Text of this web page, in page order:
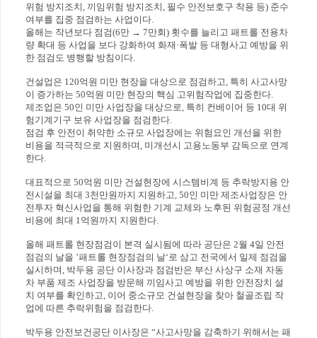
위험 방지조치, 끼임위험 방지조치, 필수 안전보호구 착용 등) 준수
여부를 집중 점검하는 사업이다.
올해는 작년보다 점검(6만 → 7만회) 횟수를 늘리고 패트롤 전용차
량 확대 등 사업을 보다 강화하여 화재·폭발 등 대형사고 예방을 위
한 점검도 병행할 방침이다.
건설업은 120억원 미만 현장을 대상으로 점검하고, 특히 사고사망
이 증가하는 50억원 미만 현장의 핵심 고위험작업에 집중한다.
제조업은 50인 미만 사업장을 대상으로, 특히 컨베이어 등 10대 위
험기계기구 보유 사업장을 점검한다.
점검 후 안전이 취약한 소규모 사업장에는 위험요인 개선을 위한
비용을 적극적으로 지원하며, 미개선시 고용노동부 감독으로 연계
한다.
대표적으로 50억원 미만 건설현장에 시스템비계 등 추락방지용 안
전시설을 최대 3천만원까지 지원하고, 50인 미만 제조사업장은 안
전투자 혁신사업을 통해 위험한 기계 교체와 노후된 위험공정 개선
비용에 최대 1억원까지 지원한다.
올해 패트롤 현장점검이 본격 실시됨에 따라 공단은 2월 4일 안전
점검의 날을 ’패트롤 현장점검의 날‘로 삼고 전국에서 일제 점검을
실시하며, 박두용 공단 이사장과 점검반은 부산 사상구 소재 자동
차 부품 제조 사업장을 방문해 끼임사고 예방을 위한 안전장치 설
치 여부를 확인하고, 이어 중소규모 건설현장을 찾아 철골조립 작
업에 따른 추락위험을 점검한다.
박두용 안전보건공단 이사장은 “사고사망을 감축하기 위해서는 패